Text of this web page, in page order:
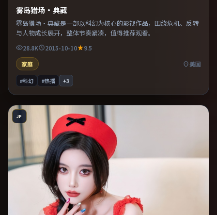
雾岛猎场·典藏
雾岛猎场·典藏是一部以科幻为核心的影视作品，围绕危机、反转
与人物成长展开，整体节奏紧凑，值得推荐观看。
28.8K 2015-10-10
9.5
家庭
美国
#科幻 #热播 +3
JP